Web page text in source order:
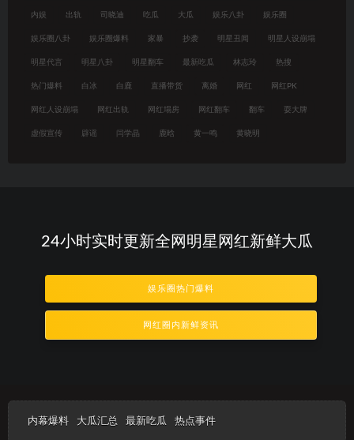
内娱 出轨 司晓迪 吃瓜 大瓜 娱乐八卦 娱乐圈
娱乐圈八卦 娱乐圈爆料 家暴 抄袭 明星丑闻 明星人设崩塌
明星代言 明星八卦 明星翻车 最新吃瓜 林志玲 热搜
热门爆料 白冰 白鹿 直播带货 离婚 网红 网红PK
网红人设崩塌 网红出轨 网红塌房 网红翻车 翻车 耍大牌
虚假宣传 辟谣 闫学晶 鹿晗 黄一鸣 黄晓明
24小时实时更新全网明星网红新鲜大瓜
娱乐圈热门爆料
网红圈内新鲜资讯
内幕爆料 大瓜汇总 最新吃瓜 热点事件